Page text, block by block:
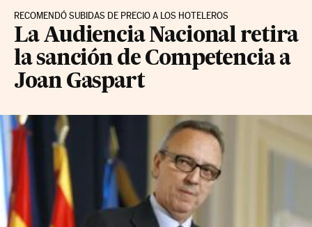
RECOMENDÓ SUBIDAS DE PRECIO A LOS HOTELEROS
La Audiencia Nacional retira
la sanción de Competencia a
Joan Gaspart